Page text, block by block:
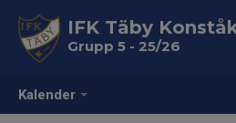
Kalender
IFK Täby
Grupp 5 - 25/26